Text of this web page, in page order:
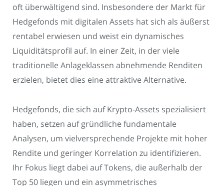
oft überwältigend sind. Insbesondere der Markt für
Hedgefonds mit digitalen Assets hat sich als äußerst
rentabel erwiesen und weist ein dynamisches
Liquiditätsprofil auf. In einer Zeit, in der viele
traditionelle Anlageklassen abnehmende Renditen
erzielen, bietet dies eine attraktive Alternative.
Hedgefonds, die sich auf Krypto-Assets spezialisiert
haben, setzen auf gründliche fundamentale
Analysen, um vielversprechende Projekte mit hoher
Rendite und geringer Korrelation zu identifizieren.
Ihr Fokus liegt dabei auf Tokens, die außerhalb der
Top 50 liegen und ein asymmetrisches